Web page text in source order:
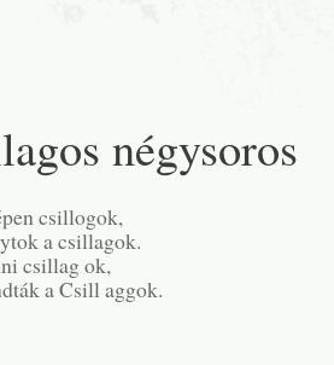
négysoros
csillogok,
a csillagok.
csillag ok,
a Csill aggok.